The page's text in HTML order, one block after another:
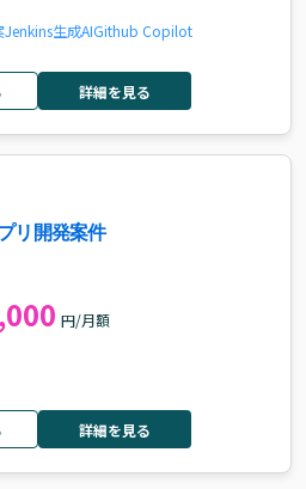
Jenkins生成AIGithub Copilot
詳細を見る
リ開発案件
円/月額
詳細を見る